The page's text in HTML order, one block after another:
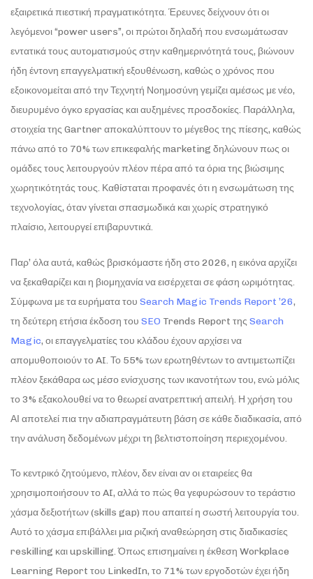
εξαιρετικά πιεστική πραγματικότητα. Έρευνες δείχνουν ότι οι
λεγόμενοι “power users”, οι πρώτοι δηλαδή που ενσωμάτωσαν
εντατικά τους αυτοματισμούς στην καθημερινότητά τους, βιώνουν
ήδη έντονη επαγγελματική εξουθένωση, καθώς ο χρόνος που
εξοικονομείται από την Τεχνητή Νοημοσύνη γεμίζει αμέσως με νέο,
διευρυμένο όγκο εργασίας και αυξημένες προσδοκίες. Παράλληλα,
στοιχεία της Gartner αποκαλύπτουν το μέγεθος της πίεσης, καθώς
πάνω από το 70% των επικεφαλής marketing δηλώνουν πως οι
ομάδες τους λειτουργούν πλέον πέρα από τα όρια της βιώσιμης
χωρητικότητάς τους. Καθίσταται προφανές ότι η ενσωμάτωση της
τεχνολογίας, όταν γίνεται σπασμωδικά και χωρίς στρατηγικό
πλαίσιο, λειτουργεί επιβαρυντικά.
Παρ’ όλα αυτά, καθώς βρισκόμαστε ήδη στο 2026, η εικόνα αρχίζει
να ξεκαθαρίζει και η βιομηχανία να εισέρχεται σε φάση ωριμότητας.
Σύμφωνα με τα ευρήματα του Search Magic Trends Report ’26,
τη δεύτερη ετήσια έκδοση του SEO Trends Report της Search
Magic, οι επαγγελματίες του κλάδου έχουν αρχίσει να
απομυθοποιούν το AI. Το 55% των ερωτηθέντων το αντιμετωπίζει
πλέον ξεκάθαρα ως μέσο ενίσχυσης των ικανοτήτων του, ενώ μόλις
το 3% εξακολουθεί να το θεωρεί ανατρεπτική απειλή. Η χρήση του
ΑΙ αποτελεί πια την αδιαπραγμάτευτη βάση σε κάθε διαδικασία, από
την ανάλυση δεδομένων μέχρι τη βελτιστοποίηση περιεχομένου.
Το κεντρικό ζητούμενο, πλέον, δεν είναι αν οι εταιρείες θα
χρησιμοποιήσουν το AI, αλλά το πώς θα γεφυρώσουν το τεράστιο
χάσμα δεξιοτήτων (skills gap) που απαιτεί η σωστή λειτουργία του.
Αυτό το χάσμα επιβάλλει μια ριζική αναθεώρηση στις διαδικασίες
reskilling και upskilling. Όπως επισημαίνει η έκθεση Workplace
Learning Report του LinkedIn, το 71% των εργοδοτών έχει ήδη